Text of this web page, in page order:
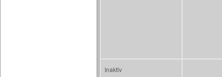
Inaktiv